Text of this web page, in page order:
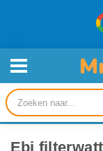
Producten
zoeken
Ebi